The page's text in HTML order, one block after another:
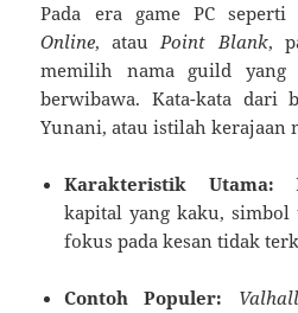
Pada era game PC
Online, atauPoint Blank,
memilih nama guild yang
berwibawa. Kata-kata dari
Yunani, atau istilah kerajaan
Karakteristik Utama:
kapital yang kaku,
fokus pada kesan tidak
Contoh Populer: